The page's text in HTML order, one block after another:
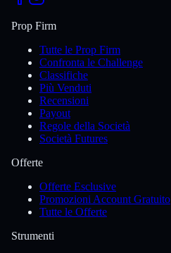
Prop Firm
Tutte le Prop Firm
Confronta le Challenge
Classifiche
Più Venduti
Recensioni
Payout
Regole della Società
Società Futures
Offerte
Offerte Esclusive
Promozioni Account Gratuito
Tutte le Offerte
Strumenti